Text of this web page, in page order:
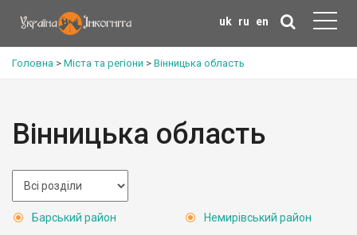
uk ru en
Головна > Міста та регіони > Вінницька область
Вінницька область
Барський район
Немирівський район